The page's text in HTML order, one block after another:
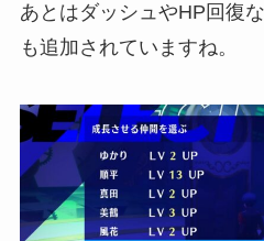
あとはダッシュやHP回復
も追加されていますね。